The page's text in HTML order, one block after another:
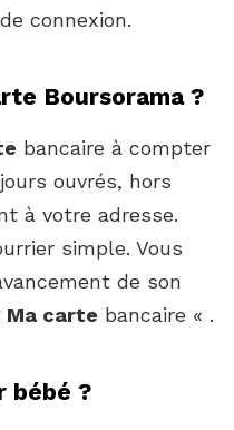
de connexion.
Boursorama ?
bancaire à compter
ouvrés, hors
à votre adresse.
simple. Vous
de son
Ma carte bancaire « .
bébé ?